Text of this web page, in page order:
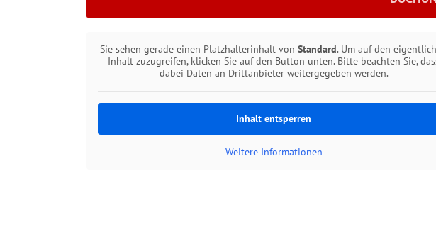
Sie sehen gerade einen Platzhalterinhalt von Standard. Um auf den
Inhalt zuzugreifen, klicken Sie auf den Button unten. Bitte beachten Sie,
dabei Daten an Drittanbieter weitergegeben werden.
Inhalt entsperren
Weitere Informationen